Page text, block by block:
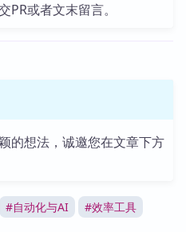
或者文末留言。
的想法，诚邀您在文章下方
#自动化与AI #效率工具